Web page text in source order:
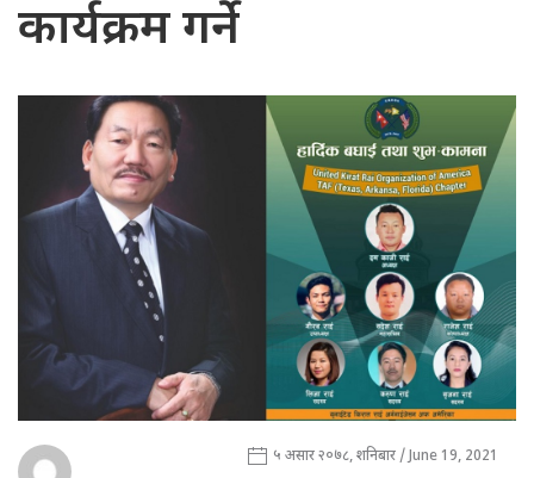
कार्यक्रम गर्ने
५ असार २०७८, शनिबार / June 19, 2021